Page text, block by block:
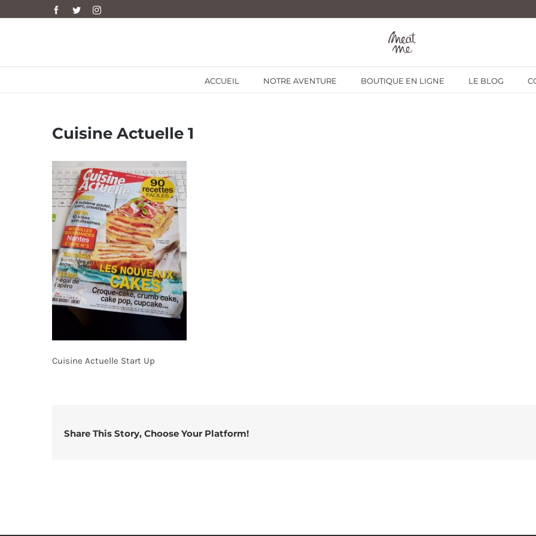
FacebookTwitterInstagram
ACCUEIL NOTRE AVENTURE BOUTIQUE EN LIGNE LE BLOG
Cuisine Actuelle 1
Cuisine Actuelle Start Up
Share This Story, Choose Your Platform!